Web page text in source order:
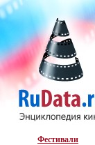
Фестивали